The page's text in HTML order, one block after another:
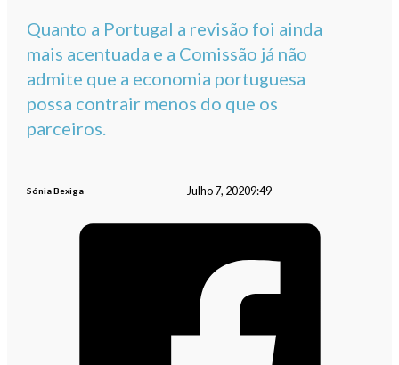
Quanto a Portugal a revisão foi ainda
mais acentuada e a Comissão já não
admite que a economia portuguesa
possa contrair menos do que os
parceiros.
Sónia Bexiga Julho 7, 20209:49